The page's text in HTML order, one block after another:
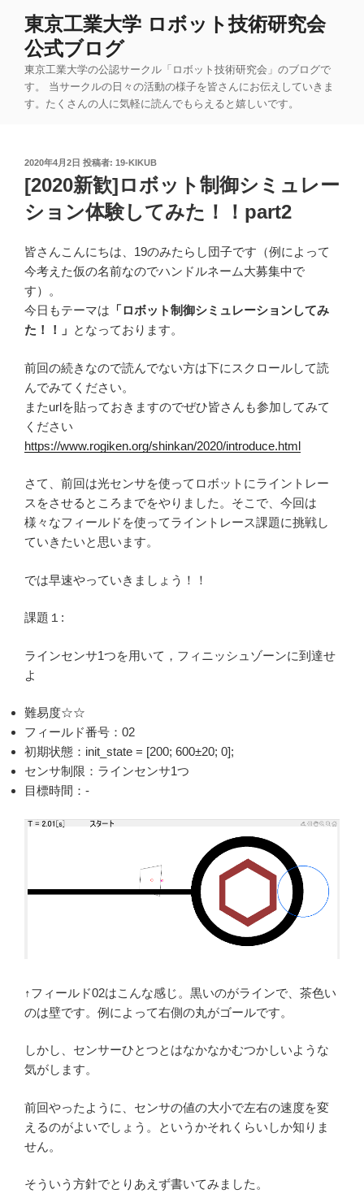
東京工業大学 ロボット技術研究会
公式ブログ
東京工業大学の公認サークル「ロボット技術研究会」のブログで
す。 当サークルの日々の活動の様子を皆さんにお伝えしていきま
す。たくさんの人に気軽に読んでもらえると嬉しいです。
投
稿
日:
2020年4月2日 投稿者: 19-KIKUB
[2020新歓]ロボット制御シミュレー
ション体験してみた！！part2
皆さんこんにちは、19のみたらし団子です（例によって
今考えた仮の名前なのでハンドルネーム大募集中で
す）。
今日もテーマは 「ロボット制御シミュレーションしてみ
た！！」 となっております。
前回の続きなので読んでない方は下にスクロールして読
んでみてください。
またurlを貼っておきますのでぜひ皆さんも参加してみて
ください
https://www.rogiken.org/shinkan/2020/introduce.html
さて、前回は光センサを使ってロボットにライントレー
スをさせるところまでをやりました。そこで、今回は
様々なフィールドを使ってライントレース課題に挑戦し
ていきたいと思います。
では早速やっていきましょう！！
課題１:
ラインセンサ1つを用いて，フィニッシュゾーンに到達せ
よ
難易度☆☆
フィールド番号：02
初期状態：init_state = [200; 600±20; 0];
センサ制限：ラインセンサ1つ
目標時間：-
↑フィールド02はこんな感じ。黒いのがラインで、茶色い
のは壁です。例によって右側の丸がゴールです。
しかし、センサーひとつとはなかなかむつかしいような
気がします。
前回やったように、センサの値の大小で左右の速度を変
えるのがよいでしょう。というかそれくらいしか知りま
せん。
そういう方針でとりあえず書いてみました。